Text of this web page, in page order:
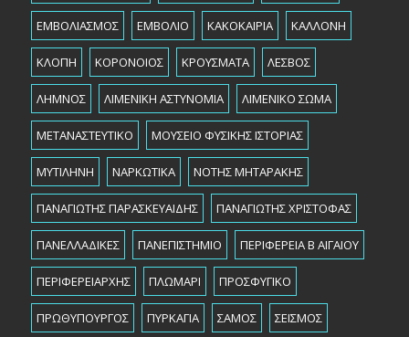
ΕΜΒΟΛΙΑΣΜΟΣ ΕΜΒΟΛΙΟ ΚΑΚΟΚΑΙΡΙΑ ΚΑΛΛΟΝΗ
ΚΛΟΠΗ ΚΟΡΟΝΟΙΟΣ ΚΡΟΥΣΜΑΤΑ ΛΕΣΒΟΣ
ΛΗΜΝΟΣ ΛΙΜΕΝΙΚΗ ΑΣΤΥΝΟΜΙΑ ΛΙΜΕΝΙΚΟ ΣΩΜΑ
ΜΕΤΑΝΑΣΤΕΥΤΙΚΟ ΜΟΥΣΕΙΟ ΦΥΣΙΚΗΣ ΙΣΤΟΡΙΑΣ
ΜΥΤΙΛΗΝΗ ΝΑΡΚΩΤΙΚΑ ΝΟΤΗΣ ΜΗΤΑΡΑΚΗΣ
ΠΑΝΑΓΙΩΤΗΣ ΠΑΡΑΣΚΕΥΑΙΔΗΣ ΠΑΝΑΓΙΩΤΗΣ ΧΡΙΣΤΟΦΑΣ
ΠΑΝΕΛΛΑΔΙΚΕΣ ΠΑΝΕΠΙΣΤΗΜΙΟ ΠΕΡΙΦΕΡΕΙΑ Β ΑΙΓΑΙΟΥ
ΠΕΡΙΦΕΡΕΙΑΡΧHΣ ΠΛΩΜΑΡΙ ΠΡΟΣΦΥΓΙΚΟ
ΠΡΩΘΥΠΟΥΡΓΟΣ ΠΥΡΚΑΓΙΑ ΣΑΜΟΣ ΣΕΙΣΜΟΣ